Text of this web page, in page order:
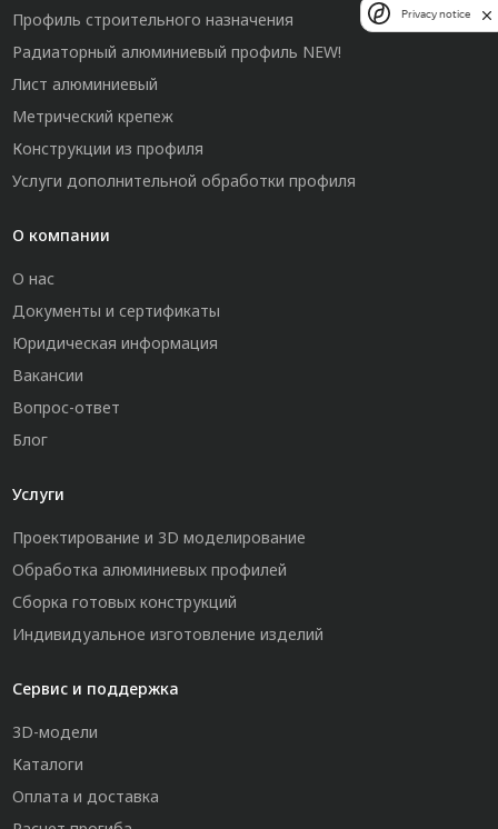
Профиль строительного назначения
Радиаторный алюминиевый профиль NEW!
Лист алюминиевый
Метрический крепеж
Конструкции из профиля
Услуги дополнительной обработки профиля
О компании
О нас
Документы и сертификаты
Юридическая информация
Вакансии
Вопрос-ответ
Блог
Услуги
Проектирование и 3D моделирование
Обработка алюминиевых профилей
Сборка готовых конструкций
Индивидуальное изготовление изделий
Сервис и поддержка
3D-модели
Каталоги
Оплата и доставка
Privacy notice